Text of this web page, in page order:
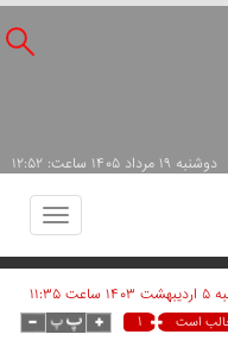
دوشنبه ۱۹ مرداد ۱۴۰۵ ساعت: ۱۲:۵۲
Toggle
۱۱:۳۵
است ۱